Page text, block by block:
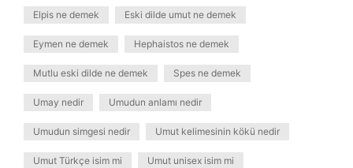
Elpis ne demek Eski dilde umut ne demek
Eymen ne demek Hephaistos ne demek
Mutlu eski dilde ne demek Spes ne demek
Umay nedir Umudun anlamı nedir
Umudun simgesi nedir Umut kelimesinin kökü nedir
Umut Türkçe isim mi Umut unisex isim mi